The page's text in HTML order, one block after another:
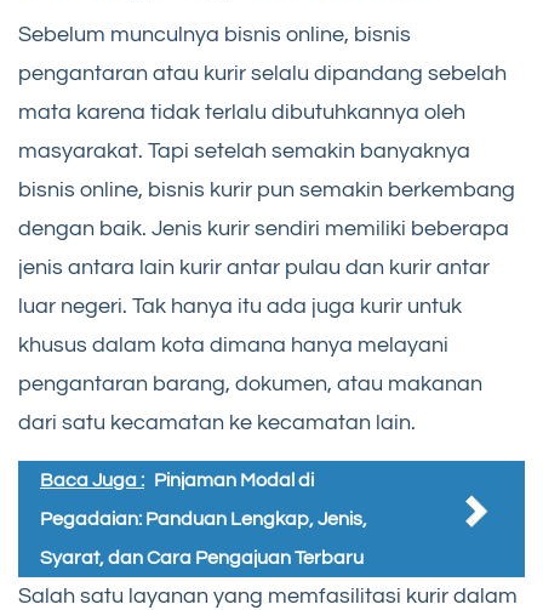
Sebelum munculnya bisnis online, bisnis
pengantaran atau kurir selalu dipandang sebelah
mata karena tidak terlalu dibutuhkannya oleh
masyarakat. Tapi setelah semakin banyaknya
bisnis online, bisnis kurir pun semakin berkembang
dengan baik. Jenis kurir sendiri memiliki beberapa
jenis antara lain kurir antar pulau dan kurir antar
luar negeri. Tak hanya itu ada juga kurir untuk
khusus dalam kota dimana hanya melayani
pengantaran barang, dokumen, atau makanan
dari satu kecamatan ke kecamatan lain.
Baca Juga : Pinjaman Modal di
Pegadaian: Panduan Lengkap, Jenis,
Syarat, dan Cara Pengajuan Terbaru
Salah satu layanan yang memfasilitasi kurir dalam